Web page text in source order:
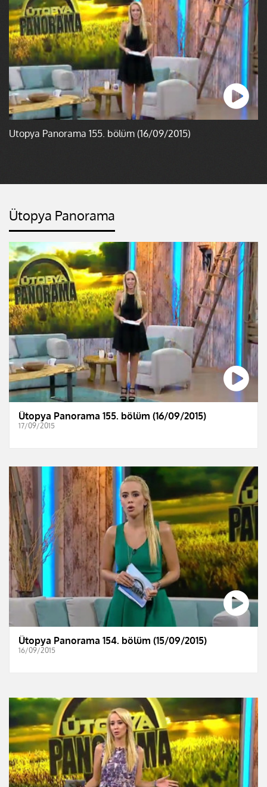
Ütopya Panorama 155. bölüm (16/09/2015)
Ütopya Panorama
Ütopya Panorama 155. bölüm (16/09/2015)
17/09/2015
Ütopya Panorama 154. bölüm (15/09/2015)
16/09/2015